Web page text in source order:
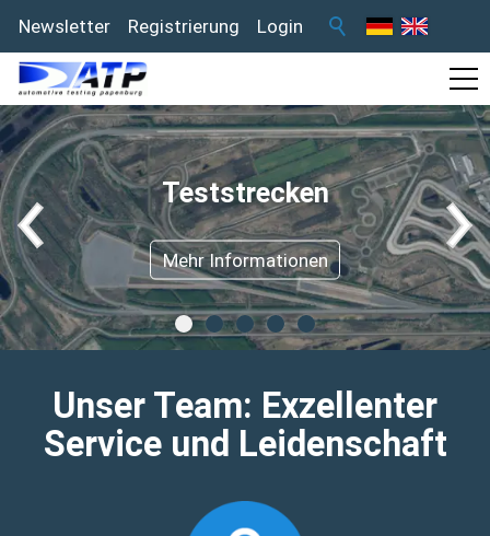
Newsletter Registrierung Login
Teststrecken
Mehr Informationen
Unser Team: Exzellenter
Service und Leidenschaft